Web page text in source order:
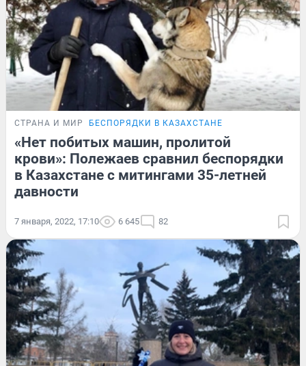
СТРАНА И МИР БЕСПОРЯДКИ В КАЗАХСТАНЕ
«Нет побитых машин, пролитой
крови»: Полежаев сравнил беспорядки
в Казахстане с митингами 35-летней
давности
7 января, 2022, 17:10 6 645 82